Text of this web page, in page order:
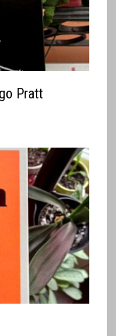
Pratt